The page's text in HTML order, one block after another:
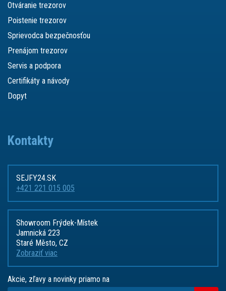
Otváranie trezorov
Poistenie trezorov
Sprievodca bezpečnosťou
Prenájom trezorov
Servis a podpora
Certifikáty a návody
Dopyt
Kontakty
SEJFY24.SK
+421 221 015 005
Showroom Frýdek-Místek
Jamnická 223
Staré Město, CZ
Zobraziť viac
Akcie, zľavy a novinky priamo na